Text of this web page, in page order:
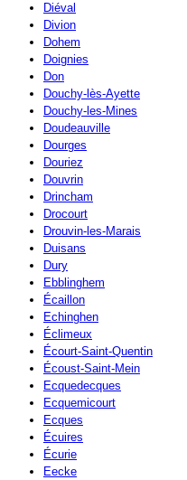
Diéval
Divion
Dohem
Doignies
Don
Douchy-lès-Ayette
Douchy-les-Mines
Doudeauville
Dourges
Douriez
Douvrin
Drincham
Drocourt
Drouvin-les-Marais
Duisans
Dury
Ebblinghem
Écaillon
Echinghen
Éclimeux
Écourt-Saint-Quentin
Écoust-Saint-Mein
Ecquedecques
Ecquemicourt
Ecques
Écuires
Écurie
Eecke